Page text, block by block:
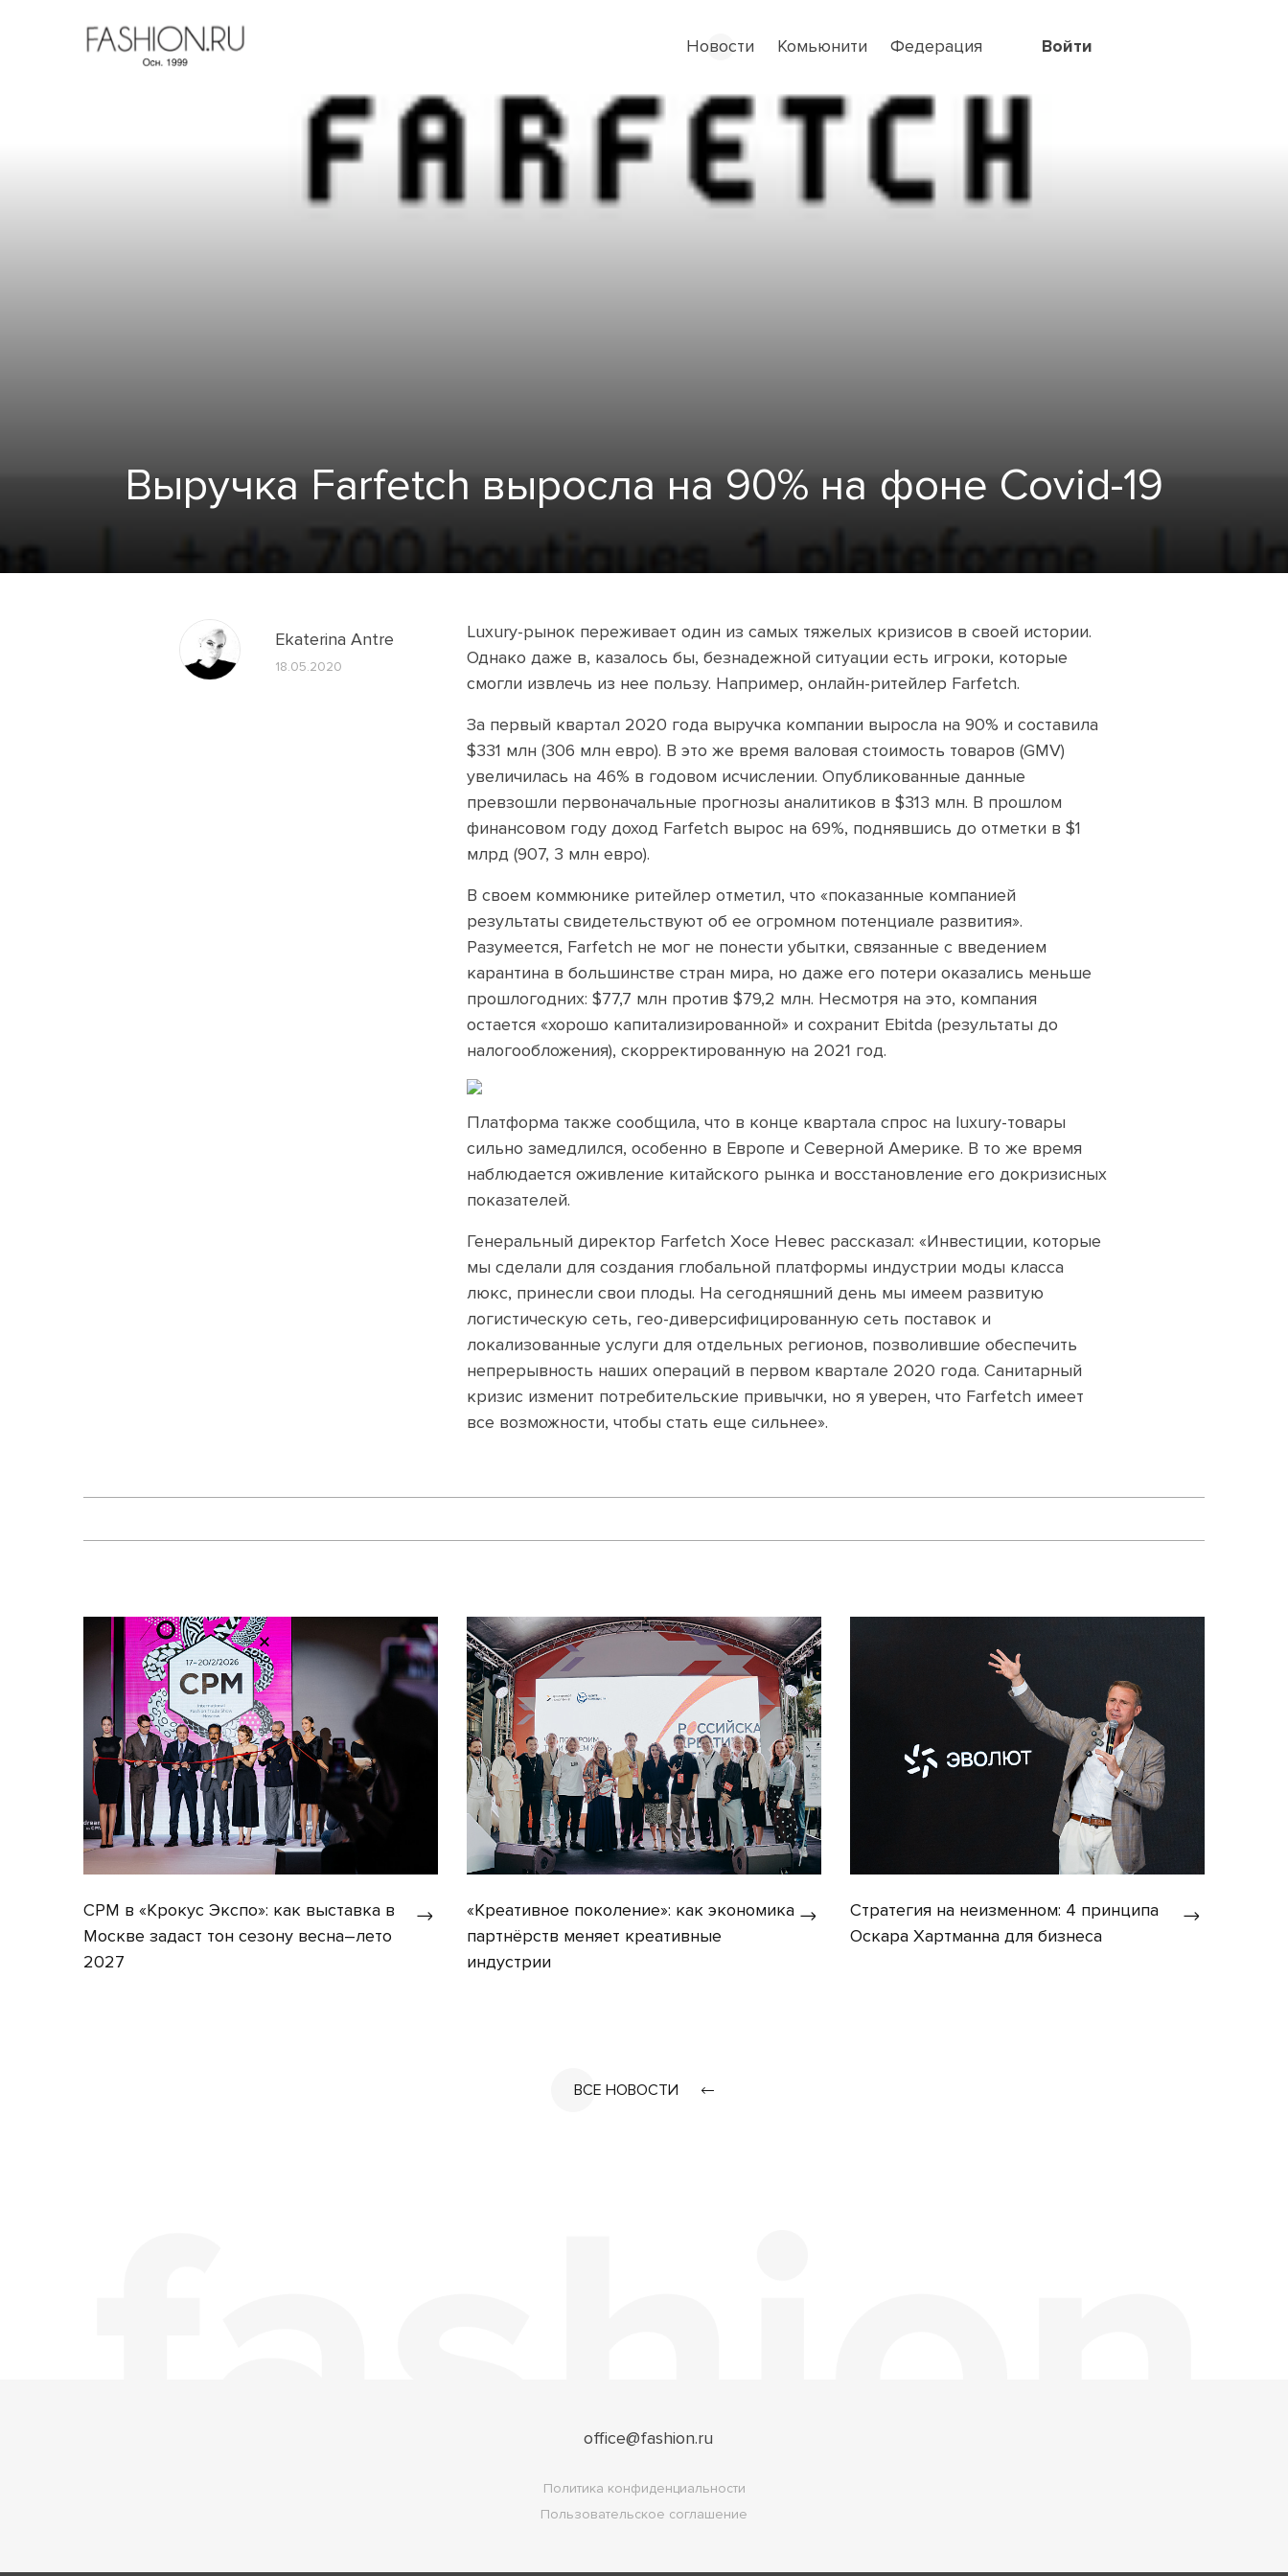
Новости Комьюнити Федерация Войти
Выручка Farfetch выросла на 90% на фоне Covid-19
Ekaterina Antre
18.05.2020
Luxury-рынок переживает один из самых тяжелых кризисов в своей истории.
Однако даже в, казалось бы, безнадежной ситуации есть игроки, которые
смогли извлечь из нее пользу. Например, онлайн-ритейлер Farfetch.
За первый квартал 2020 года выручка компании выросла на 90% и составила
$331 млн (306 млн евро). В это же время валовая стоимость товаров (GMV)
увеличилась на 46% в годовом исчислении. Опубликованные данные
превзошли первоначальные прогнозы аналитиков в $313 млн. В прошлом
финансовом году доход Farfetch вырос на 69%, поднявшись до отметки в $1
млрд (907, 3 млн евро).
В своем коммюнике ритейлер отметил, что «показанные компанией
результаты свидетельствуют об ее огромном потенциале развития».
Разумеется, Farfetch не мог не понести убытки, связанные с введением
карантина в большинстве стран мира, но даже его потери оказались меньше
прошлогодних: $77,7 млн против $79,2 млн. Несмотря на это, компания
остается «хорошо капитализированной» и сохранит Ebitda (результаты до
налогообложения), скорректированную на 2021 год.
Платформа также сообщила, что в конце квартала спрос на luxury-товары
сильно замедлился, особенно в Европе и Северной Америке. В то же время
наблюдается оживление китайского рынка и восстановление его докризисных
показателей.
Генеральный директор Farfetch Хосе Невес рассказал: «Инвестиции, которые
мы сделали для создания глобальной платформы индустрии моды класса
люкс, принесли свои плоды. На сегодняшний день мы имеем развитую
логистическую сеть, гео-диверсифицированную сеть поставок и
локализованные услуги для отдельных регионов, позволившие обеспечить
непрерывность наших операций в первом квартале 2020 года. Санитарный
кризис изменит потребительские привычки, но я уверен, что Farfetch имеет
все возможности, чтобы стать еще сильнее».
CPM в «Крокус Экспо»: как выставка в
Москве задаст тон сезону весна–лето
2027
«Креативное поколение»: как экономика
партнёрств меняет креативные
индустрии
Стратегия на неизменном: 4 принципа
Оскара Хартманна для бизнеса
ВСЕ НОВОСТИ
office@fashion.ru
Политика конфиденциальности
Пользовательское соглашение